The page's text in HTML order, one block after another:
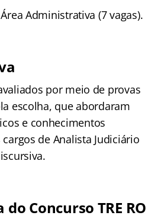
Administrativa (7 vagas).
por meio de provas
escolha, que abordaram
e conhecimentos
de Analista Judiciário
Concurso TRE RO